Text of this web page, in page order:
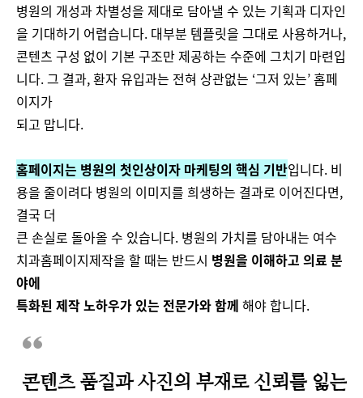
병원의 개성과 차별성을 제대로 담아낼 수 있는 기획과 디자인
을 기대하기 어렵습니다. 대부분 템플릿을 그대로 사용하거나,
콘텐츠 구성 없이 기본 구조만 제공하는 수준에 그치기 마련입
니다. 그 결과, 환자 유입과는 전혀 상관없는 ‘그저 있는’ 홈페
이지가
되고 맙니다.
홈페이지는 병원의 첫인상이자 마케팅의 핵심 기반입니다. 비
용을 줄이려다 병원의 이미지를 희생하는 결과로 이어진다면,
결국 더
큰 손실로 돌아올 수 있습니다. 병원의 가치를 담아내는 여수
치과홈페이지제작을 할 때는 반드시 병원을 이해하고 의료 분
야에
특화된 제작 노하우가 있는 전문가와 함께 해야 합니다​.